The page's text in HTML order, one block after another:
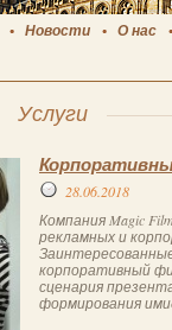
Новости О нас
Услуги
28.06.2018
Компания Magic
рекламных и
корпоративный
сценария
формирования